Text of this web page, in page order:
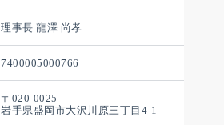
理事長 龍澤 尚孝
7400005000766
〒020-0025
岩手県盛岡市大沢川原三丁目4-1